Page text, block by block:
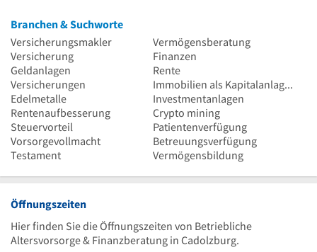
Branchen & Suchworte
Versicherungsmakler
Vermögensberatung
Versicherung
Finanzen
Geldanlagen
Rente
Versicherungen
Immobilien als Kapitalanlagen
Edelmetalle
Investmentanlagen
Rentenaufbesserung
Crypto mining
Steuervorteil
Patientenverfügung
Vorsorgevollmacht
Betreuungsverfügung
Testament
Vermögensbildung
Öffnungszeiten
Hier finden Sie die Öffnungszeiten von Betriebliche
Altersvorsorge & Finanzberatung in Cadolzburg.